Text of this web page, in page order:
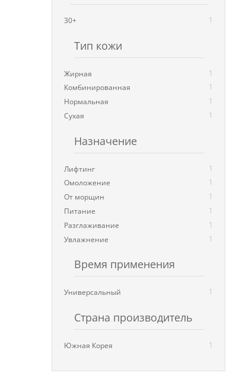
30+ 1
Тип кожи
Жирная
1
Комбинированная
1
Нормальная
1
Сухая
1
Назначение
Лифтинг
1
Омоложение
1
От морщин
1
Питание
1
Разглаживание
1
Увлажнение
1
Время применения
Универсальный 1
Страна производитель
Южная Корея 1